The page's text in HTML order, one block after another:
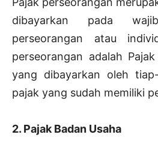
dibayarkan pada
perseorangan atau
perseorangan adalah
yang dibayarkan oleh
pajak yang sudah memiliki
2. Pajak Badan Usaha